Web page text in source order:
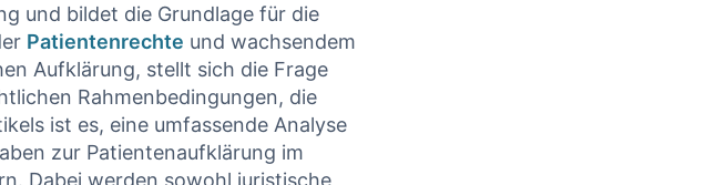
und bildet die Grundlage für die
Patientenrechte und ⁤wachsendem
Aufklärung,⁤ stellt sich die Frage
Rahmenbedingungen, die⁤
‌ist es, eine umfassende Analyse
zur Patientenaufklärung ⁢im
Dabei werden sowohl juristische